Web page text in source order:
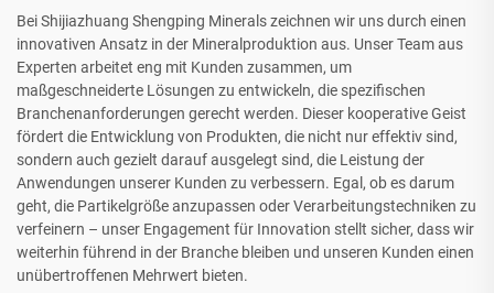
Bei Shijiazhuang Shengping Minerals zeichnen wir uns durch einen
innovativen Ansatz in der Mineralproduktion aus. Unser Team aus
Experten arbeitet eng mit Kunden zusammen, um
maßgeschneiderte Lösungen zu entwickeln, die spezifischen
Branchenanforderungen gerecht werden. Dieser kooperative Geist
fördert die Entwicklung von Produkten, die nicht nur effektiv sind,
sondern auch gezielt darauf ausgelegt sind, die Leistung der
Anwendungen unserer Kunden zu verbessern. Egal, ob es darum
geht, die Partikelgröße anzupassen oder Verarbeitungstechniken zu
verfeinern – unser Engagement für Innovation stellt sicher, dass wir
weiterhin führend in der Branche bleiben und unseren Kunden einen
unübertroffenen Mehrwert bieten.